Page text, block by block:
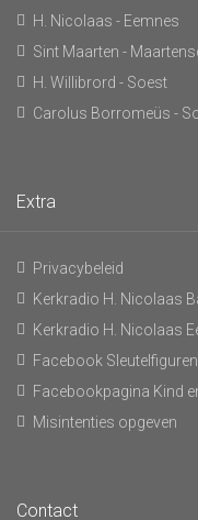
H. Nicolaas - Eemnes
Sint Maarten -
H. Willibrord - Soest
Carolus Borromeüs -
Extra
Privacybeleid
Kerkradio H. Nicolaas
Kerkradio H. Nicolaas
Facebook Sleutelfiguren
Facebookpagina Kind
Misintenties opgeven
Contact